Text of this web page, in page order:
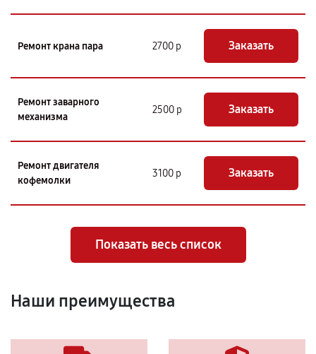
Ремонт крана пара 2700 р Заказать
Ремонт заварного
механизма
2500 р Заказать
Ремонт двигателя
кофемолки
3100 р Заказать
Показать весь список
Наши преимущества